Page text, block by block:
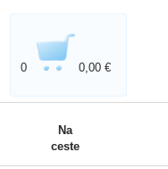
0 0,00 €
Na
ceste